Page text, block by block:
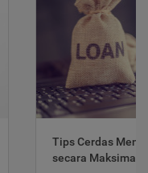
Tips Cerdas
secara Maksimal